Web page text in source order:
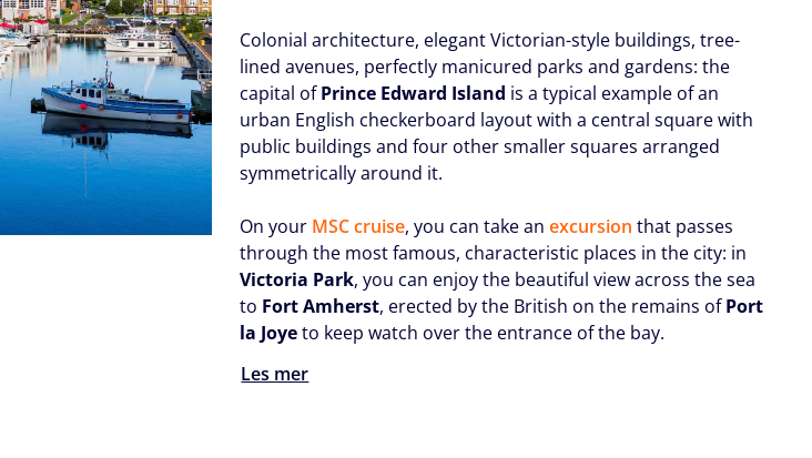
Colonial architecture, elegant Victorian-style buildings, tree-
lined avenues, perfectly manicured parks and gardens: the
capital ofPrince Edward Island is a typical example of an
urban English checkerboard layout with a central square with
public buildings and four other smaller squares arranged
symmetrically around it.
On your MSC cruise, you can take anexcursion that passes
through the most famous, characteristic places in the city: in
Victoria Park, you can enjoy the beautiful view across the sea
to Fort Amherst, erected by the British on the remains ofPort
la Joyeto keep watch over the entrance of the bay.
Les mer